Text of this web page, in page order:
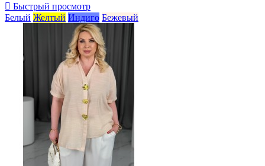
 Быстрый просмотр
Белый Желтый Индиго Бежевый